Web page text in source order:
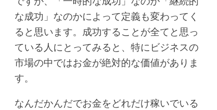
な成功」なのかによって定義も変わってく
ると思います。成功することが全てと思っ
ている人にとってみると、特にビジネスの
市場の中ではお金が絶対的な価値がありま
す。
なんだかんだでお金をどれだけ稼いでいる